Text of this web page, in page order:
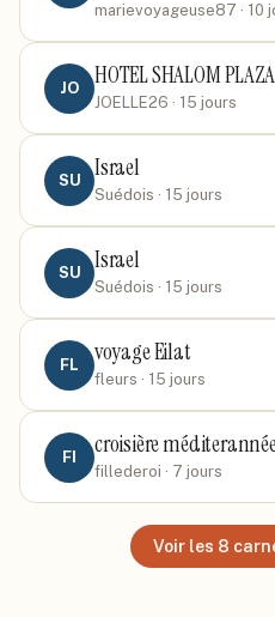
marievoyageuse87 · 10
JO HOTEL SHALOM PLAZA
JOELLE26 · 15 jours
SU Israel
Suédois · 15 jours
SU Israel
Suédois · 15 jours
FL voyage Eilat
fleurs · 15 jours
FI croisière
fillederoi · 7 jours
Voir les 8